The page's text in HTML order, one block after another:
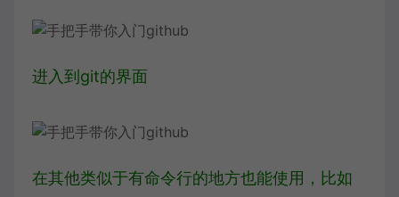
进入到git的界面
在其他类似于有命令行的地方也能使用，比如